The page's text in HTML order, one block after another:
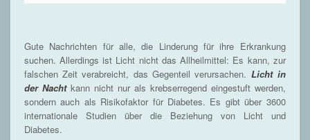
Gute Nachrichten für alle, die Linderung für ihre Erkrankung
suchen. Allerdings ist Licht nicht das Allheilmittel: Es kann, zur
falschen Zeit verabreicht, das Gegenteil verursachen. Licht in
der Nachtkann nicht nur als krebserregend eingestuft werden,
sondern auch als Risikofaktor für Diabetes. Es gibt über 3600
internationale Studien über die Beziehung von Licht und
Diabetes.